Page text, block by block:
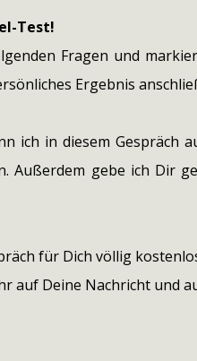
Test!
Fragen und
Ergebnis
ich in diesem Gespräch
Außerdem gebe ich Dir
für Dich völlig
auf Deine Nachricht und